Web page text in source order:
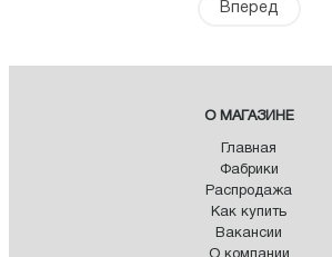
Вперед
О МАГАЗИНЕ
Главная
Фабрики
Распродажа
Как купить
Вакансии